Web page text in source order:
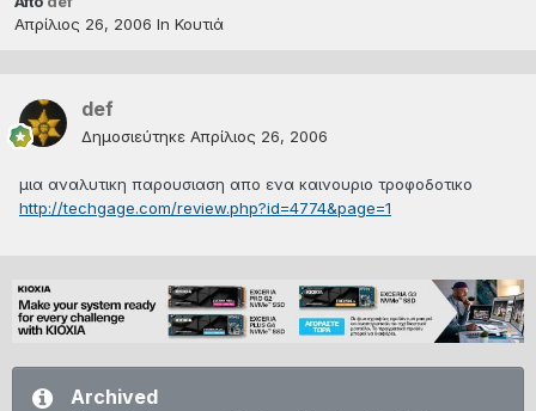
Απρίλιος 26, 2006 In Κουτιά
def
Δημοσιεύτηκε Απρίλιος 26, 2006
μια αναλυτικη παρουσιαση απο ενα καινουριο τροφοδοτικο
http://techgage.com/review.php?id=4774&page=1
Archived